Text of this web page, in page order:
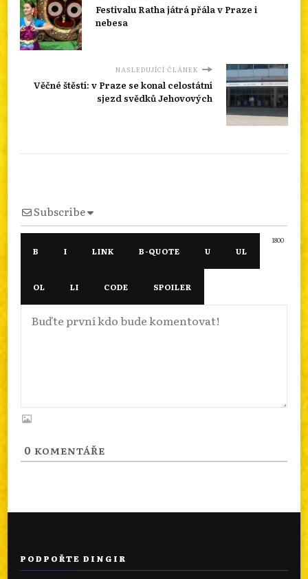
Festivalu Ratha játrá přála v Praze i
nebesa
NASLEDUJÍCÍ ČLÁNEK
Věčné štěstí: v Praze se konal celostátní
sjezd svědků Jehovových
Subscribe
1800
0 KOMENTÁŘE
PODPOŘTE DINGIR